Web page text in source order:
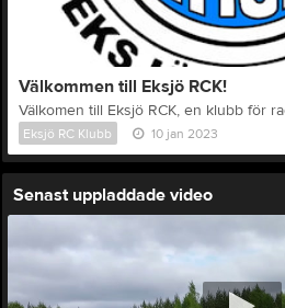
Välkommen till Eksjö RCK!
Eksjö RC Klubb 10 jan 2023
Senast uppladdade video